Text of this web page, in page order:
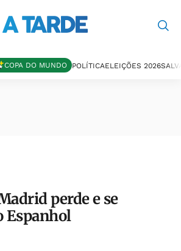
COPA DO MUNDO POLÍTICAELEIÇÕES 2026
perde e se
Espanhol